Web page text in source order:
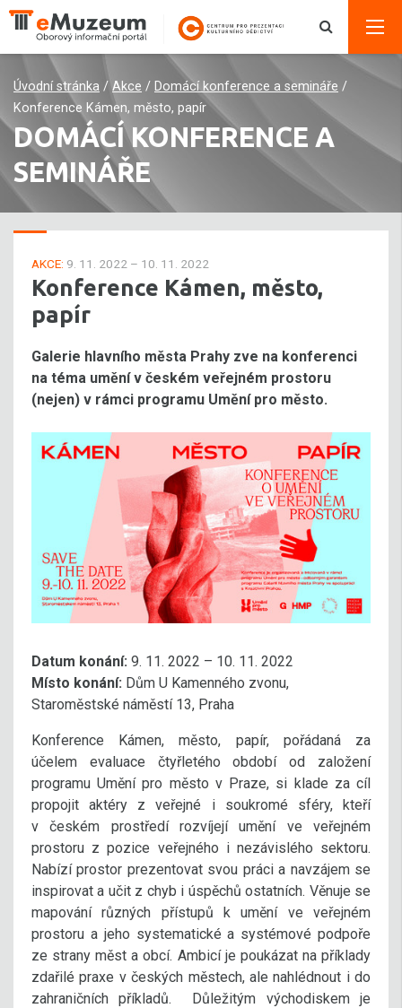
Úvodní stránka / Akce / Domácí konference a semináře /
Konference Kámen, město, papír
DOMÁCÍ KONFERENCE A
SEMINÁŘE
AKCE: 9. 11. 2022 – 10. 11. 2022
Konference Kámen, město,
papír
Galerie hlavního města Prahy zve na konferenci
na téma umění v českém veřejném prostoru
(nejen) v rámci programu Umění pro město.
Datum konání: 9. 11. 2022 – 10. 11. 2022
Místo konání: Dům U Kamenného zvonu,
Staroměstské náměstí 13, Praha
Konference Kámen, město, papír, pořádaná za
účelem evaluace čtyřletého období od založení
programu Umění pro město v Praze, si klade za cíl
propojit aktéry z veřejné i soukromé sféry, kteří
v českém prostředí rozvíjejí umění ve veřejném
prostoru z pozice veřejného i nezávislého sektoru.
Nabízí prostor prezentovat svou práci a navzájem se
inspirovat a učit z chyb i úspěchů ostatních. Věnuje se
mapování různých přístupů k umění ve veřejném
prostoru a jeho systematické a systémové podpoře
ze strany měst a obcí. Ambicí je poukázat na příklady
zdařilé praxe v českých městech, ale nahlédnout i do
zahraničních příkladů. Důležitým východiskem je